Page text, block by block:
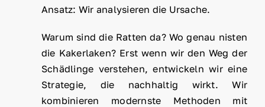
Ansatz: Wir analysieren die Ursache.
Warum sind die Ratten da? Wo genau nisten
die Kakerlaken? Erst wenn wir den Weg der
Schädlinge verstehen, entwickeln wir eine
Strategie, die nachhaltig wirkt. Wir
kombinieren modernste Methoden mit